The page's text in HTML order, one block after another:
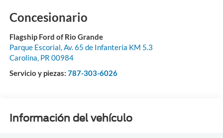
Concesionario
Flagship Ford of Rio Grande
Parque Escorial, Av. 65 de Infantería KM 5.3
Carolina, PR 00984
Servicio y piezas: 787-303-6026
Información del vehículo